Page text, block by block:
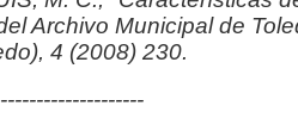
Archivo Municipal de
4 (2008) 230.